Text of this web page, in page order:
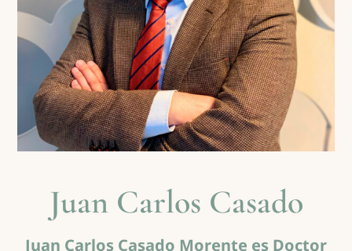
Juan Carlos Casado
Juan Carlos Casado Morente es Doctor